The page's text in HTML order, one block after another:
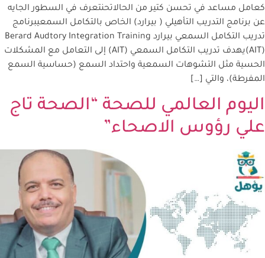
كعامل مساعد في تحسن كتير من الحالاتحنتعرف في السطور الجايه
عن برنامج التدريب التأهيلي ( بيرارد) الخاص بالتكامل السمعيبرنامج
تدريب التكامل السمعي بيرارد Berard Audtory Integration Training
(AIT)يهدف تدريب التكامل السمعي (AIT) إلى التعامل مع المشكلات
الحسية مثل التشوهات السمعية واحتداد السمع (حساسية السمع
المفرطة)، والتي […]
اليوم العالمي للصحة “الصحة تاج
علي رؤوس الاصحاء”